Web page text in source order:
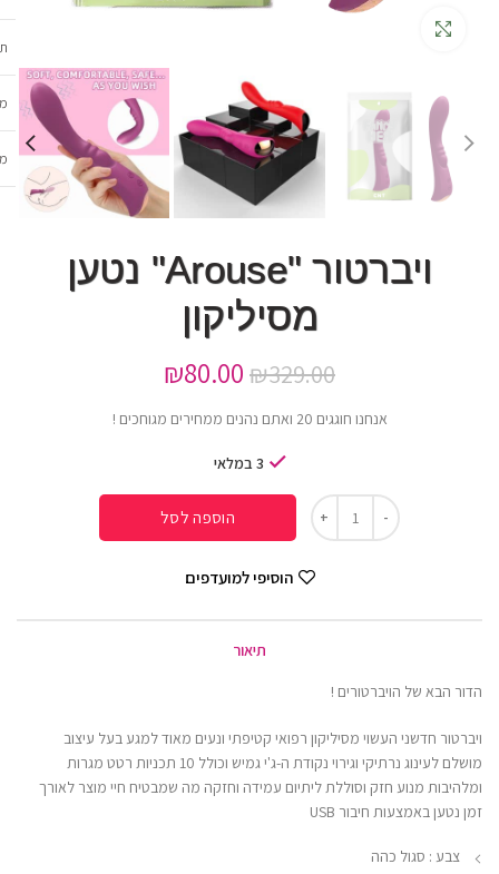
ויברטור "Arouse" נטען
מסיליקון
₪329.00
₪80.00
אנחנו חוגגים 20 ואתם נהנים ממחירים מגוחכים !
3 במלאי
הוספה לסל
הוסיפי למועדפים
תיאור
הדור הבא של הויברטורים !
ויברטור חדשני העשוי מסיליקון רפואי קטיפתי ונעים מאוד למגע בעל עיצוב
מושלם לעינוג נרתיקי וגירוי נקודת ה-ג'י גמיש וכולל 10 תכניות רטט מגרות
ומלהיבות מנוע חזק וסוללת ליתיום עמידה וחזקה מה שמבטיח חיי מוצר לאורך
זמן נטען באמצעות חיבור USB
צבע : סגול כהה